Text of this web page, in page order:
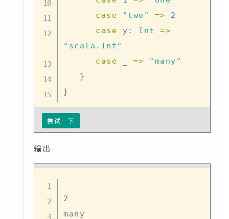
case
"two" =>
2
case y : Int
=>
"scala.Int"
case
=>
"many"
}
}
尝试一下
输出-
2
many